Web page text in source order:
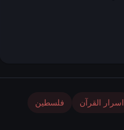
اسرار القرآن فلسطين